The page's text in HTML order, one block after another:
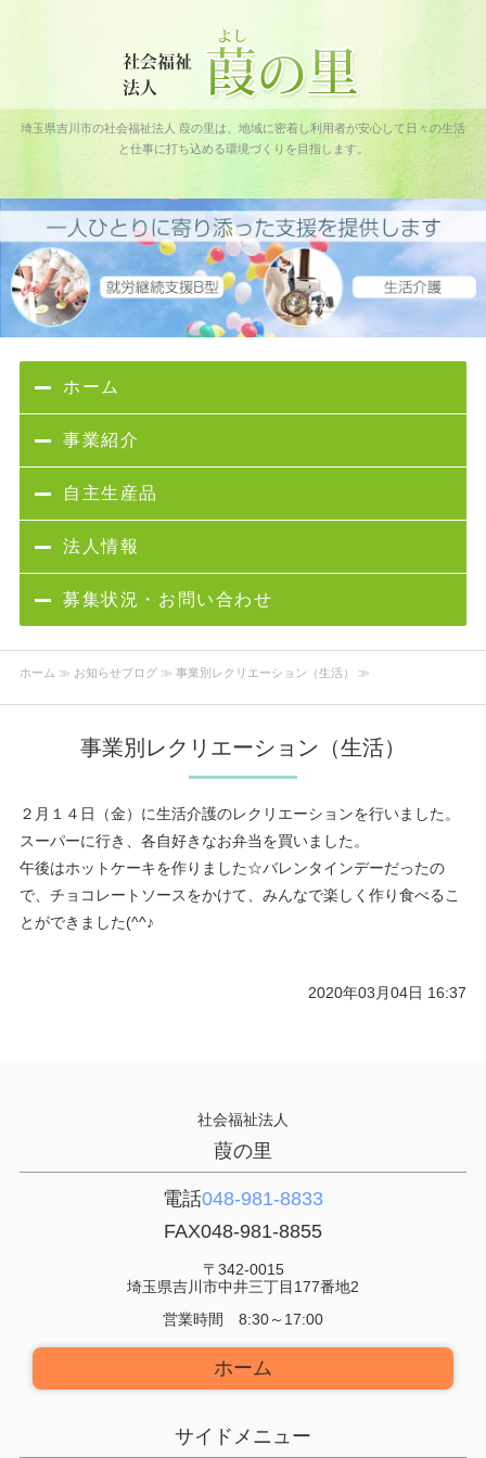
社会福祉法人 葭の里｜吉川フレンドパーク障害者通所施設｜埼玉
県吉川市
埼玉県吉川市の社会福祉法人 葭の里は、地域に密着し利用者が安心して日々の生活
と仕事に打ち込める環境づくりを目指します。
ホーム
事業紹介
自主生産品
法人情報
募集状況・お問い合わせ
ホーム ≫ お知らせブログ≫ 事業別レクリエーション（生活） ≫
事業別レクリエーション（生活）
２月１４日（金）に生活介護のレクリエーションを行いました。
スーパーに行き、各自好きなお弁当を買いました。
午後はホットケーキを作りました☆バレンタインデーだったの
で、チョコレートソースをかけて、みんなで楽しく作り食べるこ
とができました(^^♪
2020年03月04日 16:37
社会福祉法人
葭の里
電話048-981-8833
FAX048-981-8855
〒342-0015
埼玉県吉川市中井三丁目177番地2
営業時間 8:30～17:00
ホーム
サイドメニュー